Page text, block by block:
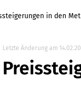
in den
Letzte Änderung am